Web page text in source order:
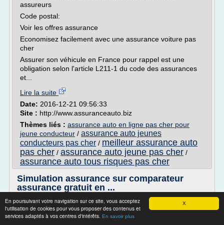
X
En poursuivant votre navigation sur ce site, vous acceptez
l'utilisation de cookies pour vous proposer des contenus et
services adaptés à vos centres d'intérêts. En savoir plus
assureurs
Code postal:
Voir les offres assurance
Economisez facilement avec une assurance voiture pas
cher
Assurer son véhicule en France pour rappel est une
obligation selon l'article L211-1 du code des assurances
et...
Lire la suite
Date: 2016-12-21 09:56:33
Site : http://www.assuranceauto.biz
Thèmes liés : assurance auto en ligne pas cher pour
jeune conducteur / assurance auto jeunes
conducteurs pas cher / meilleur assurance auto
pas cher / assurance auto jeune pas cher /
assurance auto tous risques pas cher
Simulation assurance sur comparateur
assurance gratuit en ...
Simulation assurance sur comparateur assurance gratuit en
ligne